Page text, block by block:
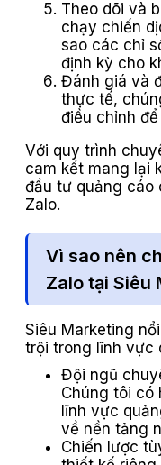
Theo dõi và
chạy chiến
sao các chỉ
định kỳ cho
Đánh giá và
thực tế,
điều chỉnh
Với quy trình
cam kết mang lại
đầu tư quảng cáo
Zalo.
Vì sao nên
Zalo tại Siêu
Siêu Marketing
trội trong lĩnh vực
Đội ngũ
Chúng tôi có
lĩnh vực
về nền tảng
Chiến lược